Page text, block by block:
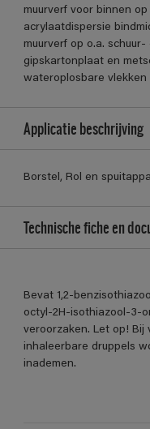
muurverf voor binnen
acrylaatdispersie
muurverf op o.a.
gipskartonplaat en
wateroplosbare
Applicatie beschrijving
Borstel, Rol en
Technische fiche en
Bevat 1,2-
octyl-2H-isothiazool-3-
veroorzaken. Let op! Bij
inhaleerbare druppels
inademen.